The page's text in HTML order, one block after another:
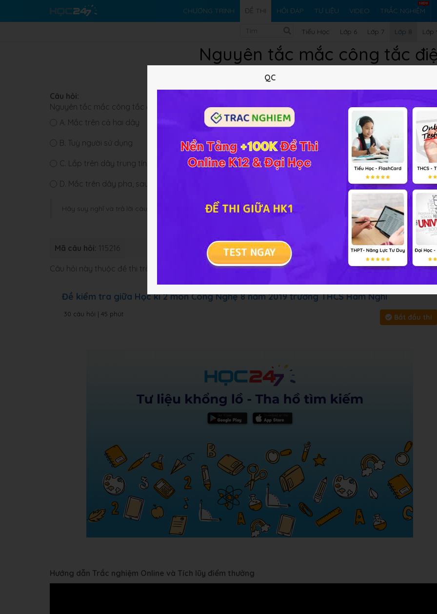
CHƯƠNG TRÌNH ĐỀ THI HỎI ĐÁP TƯ LIỆU VIDEO TRẮC NGHIỆM
Tiểu Học Lớp 6 Lớp 7 Lớp 8 Lớp
Nguyên tắc mắc công tắc
Câu hỏi:
Nguyên tắc mắc công tắc điện:
A. Mắc trên cả hai dây
B. Tuỳ ngư­ời sử dụng
C. Lắp trên dây trung tính
D. Mắc trên dây pha, sau cầu chì và nối tiếp
Hãy suy nghĩ và trả lời câu hỏi trước khi HOC247 cung cấp đáp án và lời giải
Mã câu hỏi: 115216 Loại bài: Bài tập Chủ đề : Môn học: Công
Câu hỏi này thuộc đề thi trắc nghiệm dưới đây, bấm vàoBắt đầu thi để làm toàn bài
Đề kiểm tra giữa Học kì 2 môn Công Nghệ 8 năm 2019 trường THCS Hàm Nghi
30 câu hỏi | 45 phút Bắt đầu thi
Hướng dẫn Trắc nghiệm Online và Tích lũy điểm thưởng
QC